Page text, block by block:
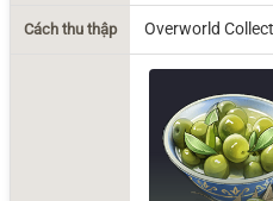
Cách thu thập Overworld